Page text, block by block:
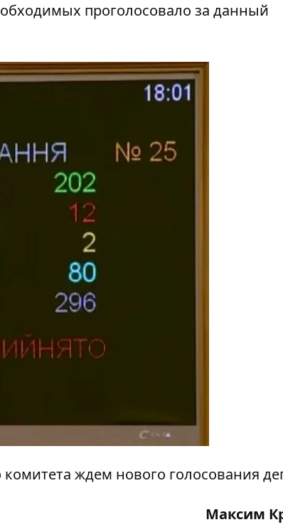
проголосовало за данный
ждем нового голосования
Максим